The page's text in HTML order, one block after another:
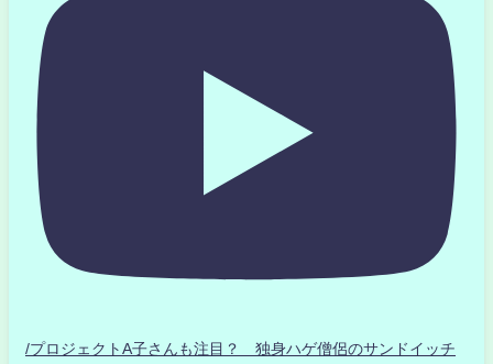
/プロジェクトA子さんも注目？ 独身ハゲ僧侶のサンドイッチ